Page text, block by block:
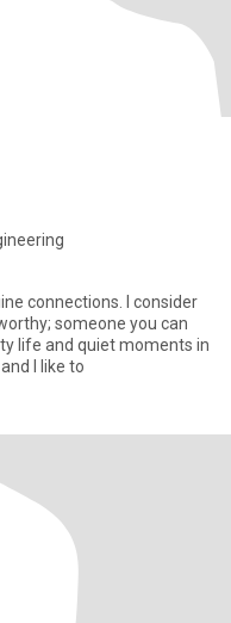
connections. I consider
someone you can
life and quiet moments in
I like to